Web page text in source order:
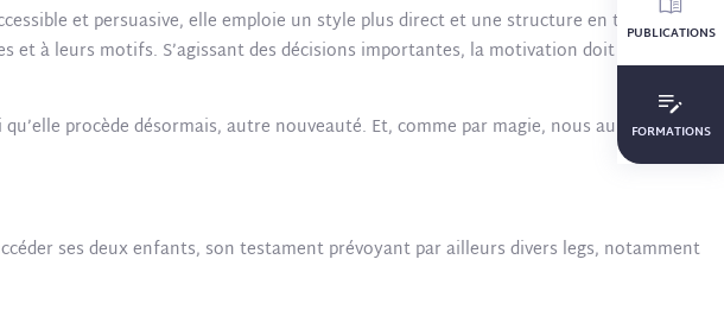
PUBLICATIONS
FORMATIONS
et persuasive, elle emploie un style plus direct et une structure en trois
à leurs motifs. S’agissant des décisions importantes, la motivation doit par
procède désormais, autre nouveauté. Et, comme par magie, nous aurons la
ses deux enfants, son testament prévoyant par ailleurs divers legs, notamment